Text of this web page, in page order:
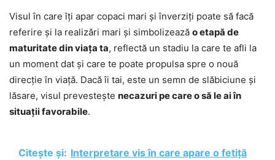
Visul în care îți apar copaci mari și înverziți poate să facă
referire și la realizări mari și simbolizează o etapă de
maturitate din viața ta, reflectă un stadiu la care te afli la
un moment dat și care te poate propulsa spre o nouă
direcție în viață. Dacă îi tai, este un semn de slăbiciune și
lăsare, visul prevestește necazuri pe care o să le ai în
situații favorabile.
Citește și: Interpretare vis în care apare o fetiță